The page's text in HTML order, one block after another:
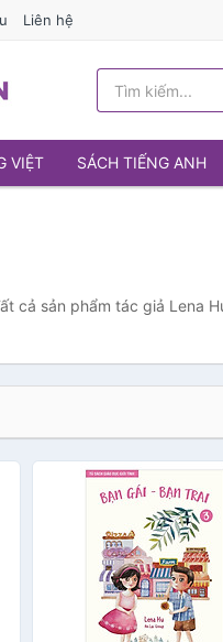
Liên hệ
VIỆT SÁCH TIẾNG ANH
cả sản phẩm tác giả Lena